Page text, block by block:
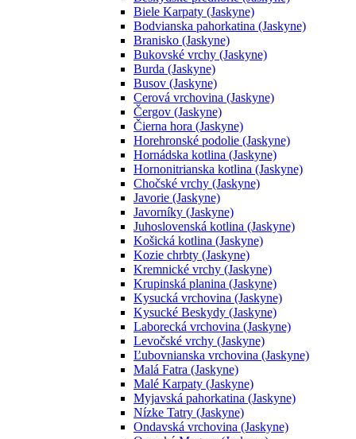
Biele Karpaty (Jaskyne)
Bodvianska pahorkatina (Jaskyne)
Branisko (Jaskyne)
Bukovské vrchy (Jaskyne)
Burda (Jaskyne)
Busov (Jaskyne)
Cerová vrchovina (Jaskyne)
Čergov (Jaskyne)
Čierna hora (Jaskyne)
Horehronské podolie (Jaskyne)
Hornádska kotlina (Jaskyne)
Hornonitrianska kotlina (Jaskyne)
Chočské vrchy (Jaskyne)
Javorie (Jaskyne)
Javorníky (Jaskyne)
Juhoslovenská kotlina (Jaskyne)
Košická kotlina (Jaskyne)
Kozie chrbty (Jaskyne)
Kremnické vrchy (Jaskyne)
Krupinská planina (Jaskyne)
Kysucká vrchovina (Jaskyne)
Kysucké Beskydy (Jaskyne)
Laborecká vrchovina (Jaskyne)
Levočské vrchy (Jaskyne)
Ľubovnianska vrchovina (Jaskyne)
Malá Fatra (Jaskyne)
Malé Karpaty (Jaskyne)
Myjavská pahorkatina (Jaskyne)
Nízke Tatry (Jaskyne)
Ondavská vrchovina (Jaskyne)